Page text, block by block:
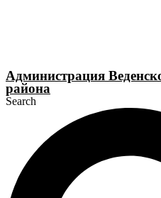
Администрация
района
Search